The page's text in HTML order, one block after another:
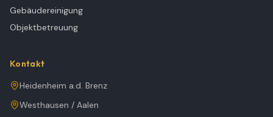
Gebäudereinigung
Objektbetreuung
Kontakt
Heidenheim a.d. Brenz
Westhausen / Aalen